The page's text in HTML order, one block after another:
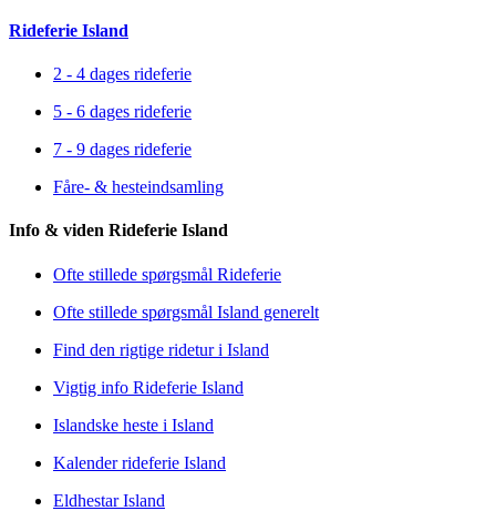
Rideferie Island
2 - 4 dages rideferie
5 - 6 dages rideferie
7 - 9 dages rideferie
Fåre- & hesteindsamling
Info & viden Rideferie Island
Ofte stillede spørgsmål Rideferie
Ofte stillede spørgsmål Island generelt
Find den rigtige ridetur i Island
Vigtig info Rideferie Island
Islandske heste i Island
Kalender rideferie Island
Eldhestar Island